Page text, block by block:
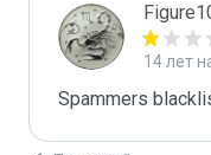
14 лет
Spammers